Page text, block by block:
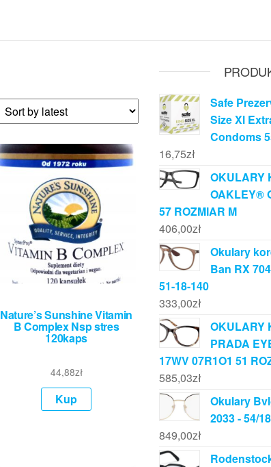
Nature’s Sunshine Vitamin
B Complex Nsp stres
120kaps
44,88zł
Kup
Safe
Size Xl
Condoms
16,75zł
OKULARY
OAKLEY®
57 ROZMIAR M
406,00zł
Okulary
Ban RX
51-18-140
333,00zł
OKULARY
PRADA
17WV 07R1O1 51
585,03zł
Okulary
2033 - 54/
849,00zł